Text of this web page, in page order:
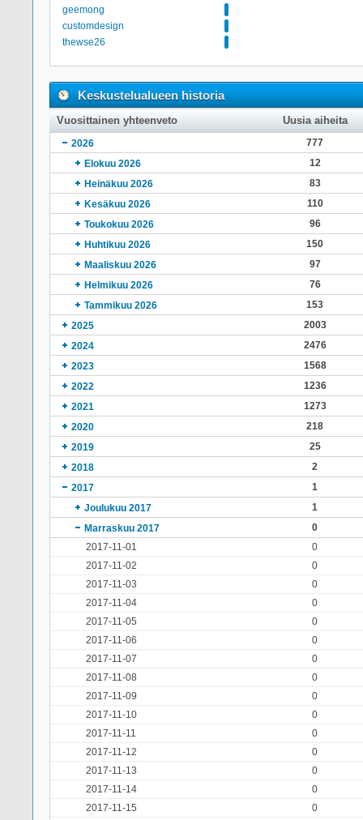
geemong
customdesign
thewse26
Keskustelualueen historia
Vuosittainen yhteenveto Uusia aiheita
2026
777
Elokuu 2026
12
Heinäkuu 2026
83
Kesäkuu 2026
110
Toukokuu 2026
96
Huhtikuu 2026
150
Maaliskuu 2026
97
Helmikuu 2026
76
Tammikuu 2026
153
2025
2003
2024
2476
2023
1568
2022
1236
2021
1273
2020
218
2019
25
2018
2
2017
1
Joulukuu 2017
1
Marraskuu 2017
0
2017-11-01
0
2017-11-02
0
2017-11-03
0
2017-11-04
0
2017-11-05
0
2017-11-06
0
2017-11-07
0
2017-11-08
0
2017-11-09
0
2017-11-10
0
2017-11-11
0
2017-11-12
0
2017-11-13
0
2017-11-14
0
2017-11-15
0